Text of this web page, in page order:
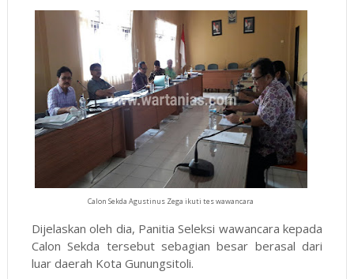
Calon Sekda Agustinus Zega ikuti tes wawancara
Dijelaskan oleh dia, Panitia Seleksi wawancara kepada
Calon Sekda tersebut sebagian besar berasal dari
luar daerah Kota Gunungsitoli.